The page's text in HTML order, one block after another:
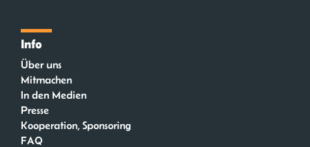
Info
Über uns
Mitmachen
In den Medien
Presse
Kooperation, Sponsoring
FAQ